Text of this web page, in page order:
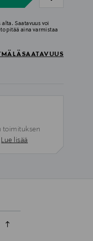
Saatavuus voi
pitää aina varmistaa
toimituksen
Lue lisää